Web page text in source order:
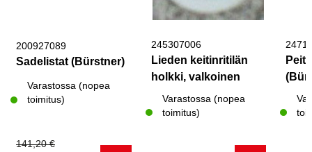
200927089
Sadelistat (Bürstner)
Varastossa (nopea
toimitus)
141,20€
Alkuperäinen
Nykyinen
245307006
Lieden keitinritilän
holkki, valkoinen
Varastossa (nopea
toimitus)